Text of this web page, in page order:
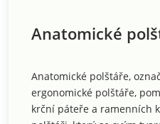
Anatomické
Anatomické polštáře,
ergonomické polštáře,
krční páteře a ramenních